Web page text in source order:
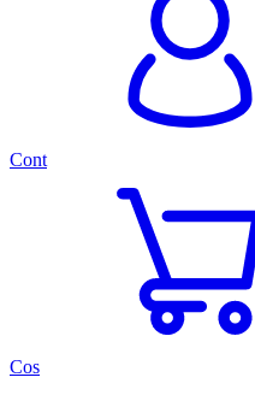
Cont
Cos